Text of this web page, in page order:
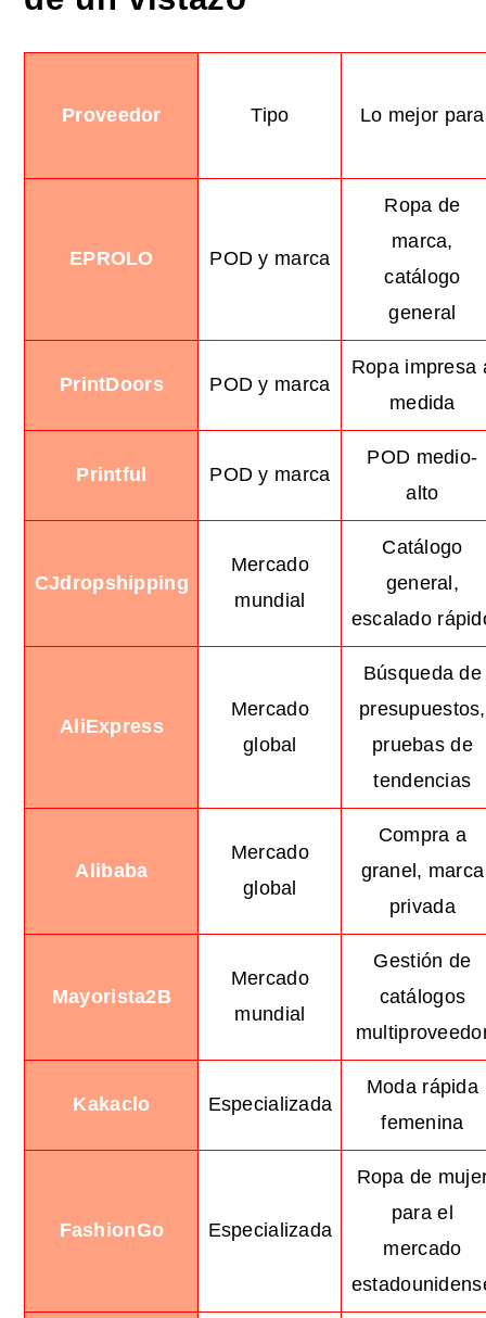
Proveedor Tipo Lo mejor para
EPROLO POD y marca
Ropa de
marca,
catálogo
general
PrintDoors POD y marca
Ropa impresa
medida
Printful POD y marca
POD medio-
alto
CJdropshipping
Mercado
mundial
Catálogo
general,
escalado
AliExpress
Mercado
global
Búsqueda de
presupuestos,
pruebas de
tendencias
Alibaba
Mercado
global
Compra a
granel, marca
privada
Mayorista2B
Mercado
mundial
Gestión de
catálogos
Kakaclo Especializada
Moda rápida
femenina
FashionGo Especializada
Ropa de
para el
mercado